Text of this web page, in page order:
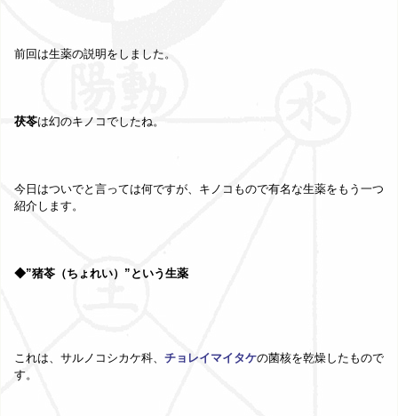
前回は生薬の説明をしました。
茯苓は幻のキノコでしたね。
今日はついでと言っては何ですが、キノコもので有名な生薬をもう一つ
紹介します。
◆”猪苓（ちょれい）”という生薬
これは、サルノコシカケ科、 チョレイマイタケの菌核を乾燥したもので
す。